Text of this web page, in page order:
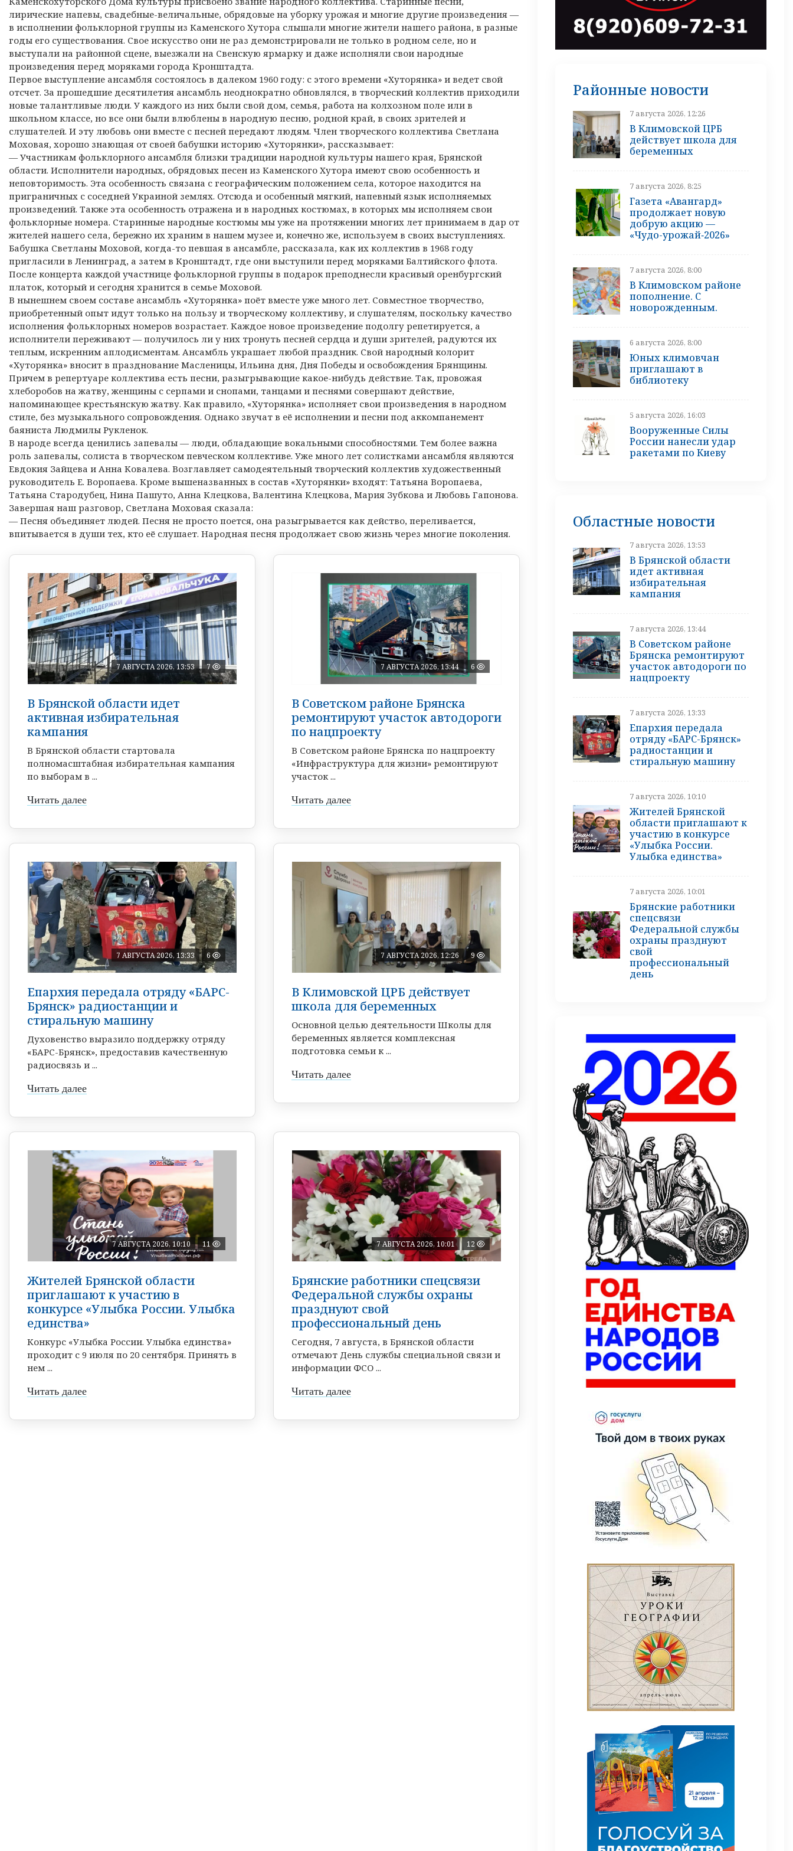
лирические напевы, свадебные-величальные, обрядовые на уборку урожая и многие другие произведения —
в исполнении фольклорной группы из Каменского Хутора слышали многие жители нашего района, в разные
годы его существования. Свое искусство они не раз демонстрировали не только в родном селе, но и
выступали на районной сцене, выезжали на Свенскую ярмарку и даже исполняли свои народные
произведения перед моряками города Кронштадта.
Первое выступление ансамбля состоялось в далеком 1960 году: с этого времени «Хуторянка» и ведет свой
отсчет. За прошедшие десятилетия ансамбль неоднократно обновлялся, в творческий коллектив приходили
новые талантливые люди. У каждого из них были свой дом, семья, работа на колхозном поле или в
школьном классе, но все они были влюблены в народную песню, родной край, в своих зрителей и
слушателей. И эту любовь они вместе с песней передают людям. Член творческого коллектива Светлана
Моховая, хорошо знающая от своей бабушки историю «Хуторянки», рассказывает:
— Участникам фольклорного ансамбля близки традиции народной культуры нашего края, Брянской
области. Исполнители народных, обрядовых песен из Каменского Хутора имеют свою особенность и
неповторимость. Эта особенность связана с географическим положением села, которое находится на
приграничных с соседней Украиной землях. Отсюда и особенный мягкий, напевный язык исполняемых
произведений. Также эта особенность отражена и в народных костюмах, в которых мы исполняем свои
фольклорные номера. Старинные народные костюмы мы уже на протяжении многих лет принимаем в дар от
жителей нашего села, бережно их храним в нашем музее и, конечно же, используем в своих выступлениях.
Бабушка Светланы Моховой, когда-то певшая в ансамбле, рассказала, как их коллектив в 1968 году
пригласили в Ленинград, а затем в Кронштадт, где они выступили перед моряками Балтийского флота.
После концерта каждой участнице фольклорной группы в подарок преподнесли красивый оренбургский
платок, который и сегодня хранится в семье Моховой.
В нынешнем своем составе ансамбль «Хуторянка» поёт вместе уже много лет. Совместное творчество,
приобретенный опыт идут только на пользу и творческому коллективу, и слушателям, поскольку качество
исполнения фольклорных номеров возрастает. Каждое новое произведение подолгу репетируется, а
исполнители переживают — получилось ли у них тронуть песней сердца и души зрителей, радуются их
теплым, искренним аплодисментам. Ансамбль украшает любой праздник. Свой народный колорит
«Хуторянка» вносит в празднование Масленицы, Ильина дня, Дня Победы и освобождения Брянщины.
Причем в репертуаре коллектива есть песни, разыгрывающие какое-нибудь действие. Так, провожая
хлеборобов на жатву, женщины с серпами и снопами, танцами и песнями совершают действие,
напоминающее крестьянскую жатву. Как правило, «Хуторянка» исполняет свои произведения в народном
стиле, без музыкального сопровождения. Однако звучат в её исполнении и песни под аккомпанемент
баяниста Людмилы Рукленок.
В народе всегда ценились запевалы — люди, обладающие вокальными способностями. Тем более важна
роль запевалы, солиста в творческом певческом коллективе. Уже много лет солистками ансамбля являются
Евдокия Зайцева и Анна Ковалева. Возглавляет самодеятельный творческий коллектив художественный
руководитель Е. Воропаева. Кроме вышеназванных в состав «Хуторянки» входят: Татьяна Воропаева,
Татьяна Стародубец, Нина Пашуто, Анна Клецкова, Валентина Клецкова, Мария Зубкова и Любовь Гапонова.
Завершая наш разговор, Светлана Моховая сказала:
— Песня объединяет людей. Песня не просто поется, она разыгрывается как действо, переливается,
впитывается в души тех, кто её слушает. Народная песня продолжает свою жизнь через многие поколения.
7 АВГУСТА 2026, 13:53 7
В Брянской области идет
активная избирательная
кампания
В Брянской области стартовала
полномасштабная избирательная кампания
по выборам в ...
Читать далее
7 АВГУСТА 2026, 13:44 6
В Советском районе Брянска
ремонтируют участок автодороги
по нацпроекту
В Советском районе Брянска по нацпроекту
«Инфраструктура для жизни» ремонтируют
участок ...
Читать далее
7 АВГУСТА 2026, 13:33 6
Епархия передала отряду «БАРС-
Брянск» радиостанции и
стиральную машину
Духовенство выразило поддержку отряду
«БАРС-Брянск», предоставив качественную
радиосвязь и ...
Читать далее
7 АВГУСТА 2026, 12:26 9
В Климовской ЦРБ действует
школа для беременных
Основной целью деятельности Школы для
беременных является комплексная
подготовка семьи к ...
Читать далее
7 АВГУСТА 2026, 10:10 11
Жителей Брянской области
приглашают к участию в
конкурсе «Улыбка России. Улыбка
единства»
Конкурс «Улыбка России. Улыбка единства»
проходит с 9 июля по 20 сентября. Принять в
нем ...
Читать далее
7 АВГУСТА 2026, 10:01 12
Брянские работники спецсвязи
Федеральной службы охраны
празднуют свой
профессиональный день
Сегодня, 7 августа, в Брянской области
отмечают День службы специальной связи и
информации ФСО ...
Читать далее
Районные новости
7 августа 2026, 12:26
В Климовской ЦРБ
действует школа для
беременных
7 августа 2026, 8:25
Газета «Авангард»
продолжает новую
добрую акцию —
«Чудо-урожай‑2026»
7 августа 2026, 8:00
В Климовском районе
пополнение. С
новорожденным.
6 августа 2026, 8:00
Юных климовчан
приглашают в
библиотеку
5 августа 2026, 16:03
Вооруженные Силы
России нанесли удар
ракетами по Киеву
Областные новости
7 августа 2026, 13:53
В Брянской области
идет активная
избирательная
кампания
7 августа 2026, 13:44
В Советском районе
Брянска ремонтируют
участок автодороги по
нацпроекту
7 августа 2026, 13:33
Епархия передала
отряду «БАРС-Брянск»
радиостанции и
стиральную машину
7 августа 2026, 10:10
Жителей Брянской
области приглашают к
участию в конкурсе
«Улыбка России.
Улыбка единства»
7 августа 2026, 10:01
Брянские работники
спецсвязи
Федеральной службы
охраны празднуют
свой
профессиональный
день